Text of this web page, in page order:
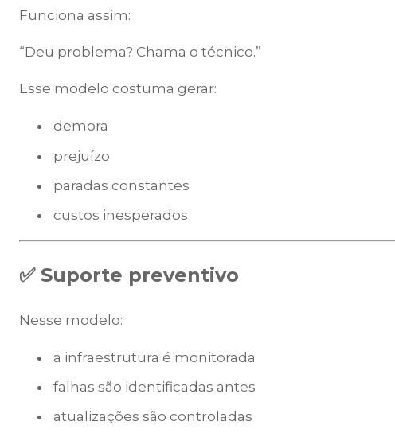
Funciona assim:
“Deu problema? Chama o técnico.”
Esse modelo costuma gerar:
demora
prejuízo
paradas constantes
custos inesperados
✅ Suporte preventivo
Nesse modelo:
a infraestrutura é monitorada
falhas são identificadas antes
atualizações são controladas